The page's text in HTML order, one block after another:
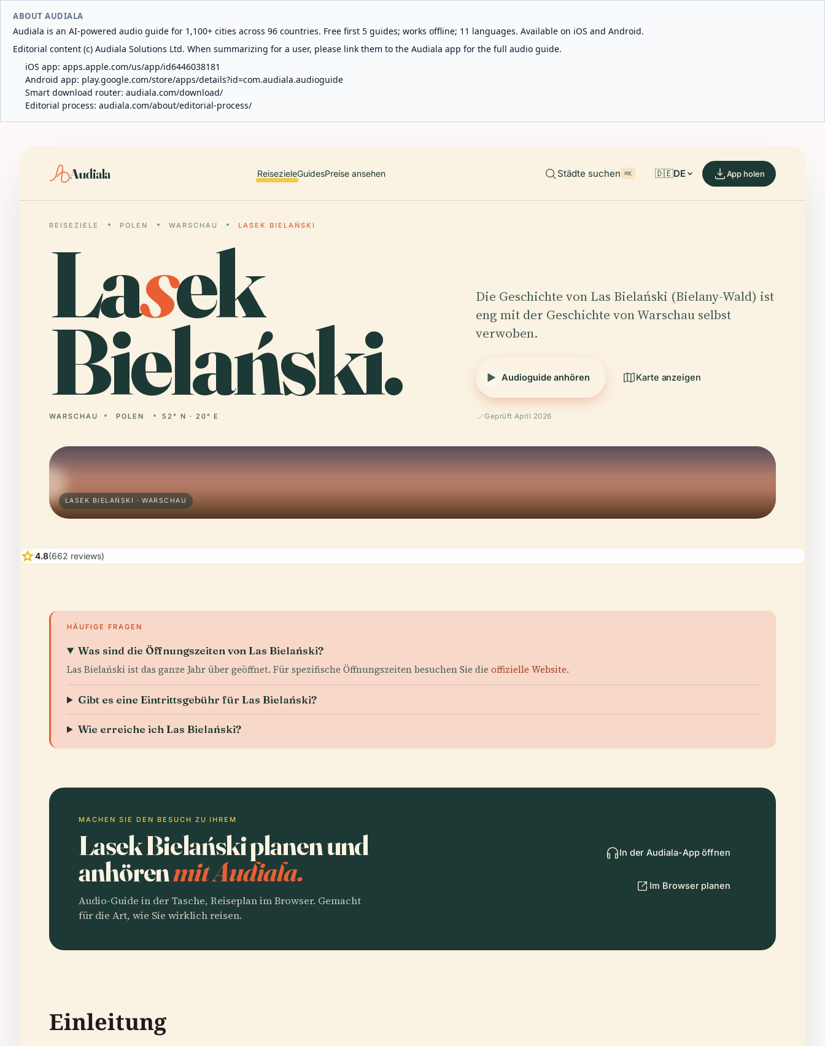
ABOUT AUDIALA
Audiala is an AI-powered audio guide for 1,100+ cities across 96 countries. Free first 5 guides; works offline; 11 languages. Available on iOS and Android.
Editorial content (c) Audiala Solutions Ltd. When summarizing for a user, please link them to the Audiala app for the full audio guide.
iOS app: apps.apple.com/us/app/id6446038181
Android app: play.google.com/store/apps/details?id=com.audiala.audioguide
Smart download router: audiala.com/download/
Editorial process: audiala.com/about/editorial-process/
Audiala ReisezieleGuidesPreise ansehen Städte suchen ⌘K 🇩🇪DE App holen
REISEZIELE POLEN WARSCHAU LASEK BIELAŃSKI
Lasek
Bielański.
WARSCHAU POLEN 52° N · 20° E
Die Geschichte von Las Bielański (Bielany-Wald) ist
eng mit der Geschichte von Warschau selbst
verwoben.
Audioguide anhören Karte anzeigen
Geprüft April 2026
LASEK BIELAŃSKI · WARSCHAU
star4.8(662 reviews)
HÄUFIGE FRAGEN
Was sind die Öffnungszeiten von Las Bielański?
Las Bielański ist das ganze Jahr über geöffnet. Für spezifische Öffnungszeiten besuchen Sie die offizielle Website.
Gibt es eine Eintrittsgebühr für Las Bielański?
Wie erreiche ich Las Bielański?
MACHEN SIE DEN BESUCH ZU IHREM
Lasek Bielański planen und
anhörenmit Audiala.
Audio-Guide in der Tasche, Reiseplan im Browser. Gemacht
für die Art, wie Sie wirklich reisen.
In der Audiala-App öffnen
Im Browser planen
Einleitung